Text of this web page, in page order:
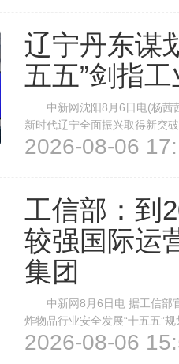
辽宁丹东谋
五五”剑指
中新网沈阳8月6日电(杨茜茜
新时代辽宁全面振兴取得新突
一的边境城市，丹东公布“十五
2026-08-06
工信部：到
较强国际运
集团
中新网8月6日电 据工信部官
炸物品行业安全发展“十五五”
成3—5家具有较强国际运营能
2026-08-06